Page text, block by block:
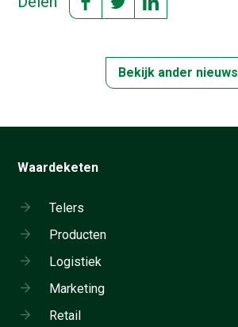
Bekijk ander nieuws
Waardeketen
Telers
Producten
Logistiek
Marketing
Retail